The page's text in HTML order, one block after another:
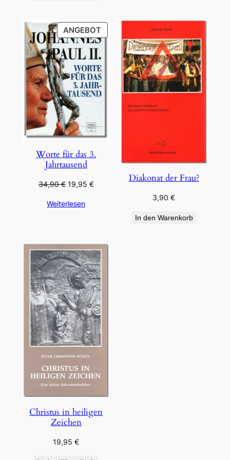
ANGEBOTPRODUKT
IM
ANGEBOT
Worte für das 3.
Jahrtausend
34,90€ Ursprünglicher
war:
19,95 €Aktueller
Weiterlesen
Diakonat der Frau?
3,90€
In den Warenkorb
Christus in heiligen
Zeichen
19,95€